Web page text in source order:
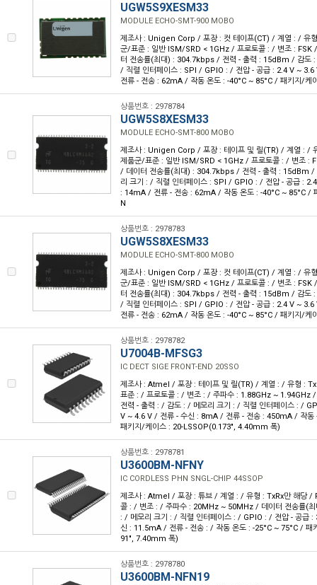
UGW5S9XESM33
MODULE ECHO-SMT-900 MOBO
제조사 : Unigen Corp / 포장 : 컷 테이프(CT) / 계열 : / 유
군/표준 : 일반 ISM/SRD < 1GHz / 프로토콜 : / 변조 : FSK
터 전송률(최대) : 304.7kbps / 전력 - 출력 : 15dBm / 감도
/ 직렬 인터페이스 : SPI / GPIO : / 전압 - 공급 : 2.4 V ~
전류 - 전송 : 62mA / 작동 온도 : -40°C ~ 85°C / 패키지/케
상품번호 : 2978784
UGW5S8XESM33
MODULE ECHO-SMT-800 MOBO
제조사 : Unigen Corp / 포장 : 테이프 및 릴(TR) / 계열 : /
제품군/표준 : 일반 ISM/SRD < 1GHz / 프로토콜 : / 변조 :
/ 데이터 전송률(최대) : 304.7kbps / 전력 - 출력 : 15dBm
리 크기 : / 직렬 인터페이스 : SPI / GPIO : / 전압 - 공급 :
: 14mA / 전류 - 전송 : 62mA / 작동 온도 : -40°C ~ 85°C /
N
상품번호 : 2978783
UGW5S8XESM33
MODULE ECHO-SMT-800 MOBO
제조사 : Unigen Corp / 포장 : 컷 테이프(CT) / 계열 : / 유
군/표준 : 일반 ISM/SRD < 1GHz / 프로토콜 : / 변조 : FSK
터 전송률(최대) : 304.7kbps / 전력 - 출력 : 15dBm / 감도
/ 직렬 인터페이스 : SPI / GPIO : / 전압 - 공급 : 2.4 V ~
전류 - 전송 : 62mA / 작동 온도 : -40°C ~ 85°C / 패키지/케
상품번호 : 2978782
U7004B-MFSG3
IC DECT SIGE FRONT-END 20SSO
제조사 : Atmel / 포장 : 테이프 및 릴(TR) / 계열 : / 유형 :
표준 : / 프로토콜 : / 변조 : / 주파수 : 1.88GHz ~ 1.94GHz
전력 - 출력 : / 감도 : / 메모리 크기 : / 직렬 인터페이스 : /
V ~ 4.6 V / 전류 - 수신 : 8mA / 전류 - 전송 : 450mA / 작동
패키지/케이스 : 20-LSSOP(0.173", 4.40mm 폭)
상품번호 : 2978781
U3600BM-NFNY
IC CORDLESS PHN SNGL-CHIP 44SSOP
제조사 : Atmel / 포장 : 튜브 / 계열 : / 유형 : TxRx만 해당 /
콜 : / 변조 : / 주파수 : 20MHz ~ 50MHz / 데이터 전송률(
: / 메모리 크기 : / 직렬 인터페이스 : / GPIO : / 전압 - 공급
신 : 11.5mA / 전류 - 전송 : / 작동 온도 : -25°C ~ 75°C / 패
91", 7.40mm 폭)
상품번호 : 2978780
U3600BM-NFN19